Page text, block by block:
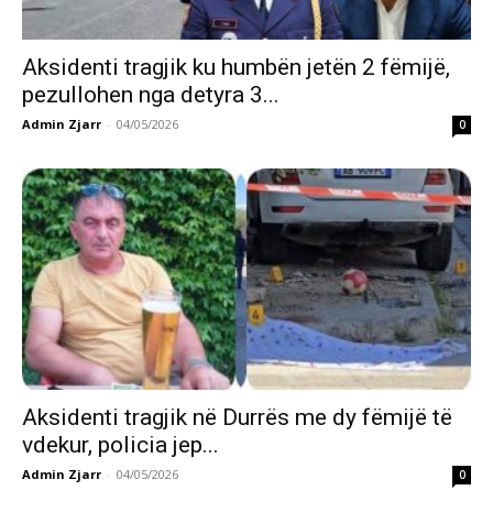
Aksidenti tragjik ku humbën jetën 2 fëmijë,
pezullohen nga detyra 3...
Admin Zjarr - 04/05/2026 0
Aksidenti tragjik në Durrës me dy fëmijë të
vdekur, policia jep...
Admin Zjarr - 04/05/2026 0